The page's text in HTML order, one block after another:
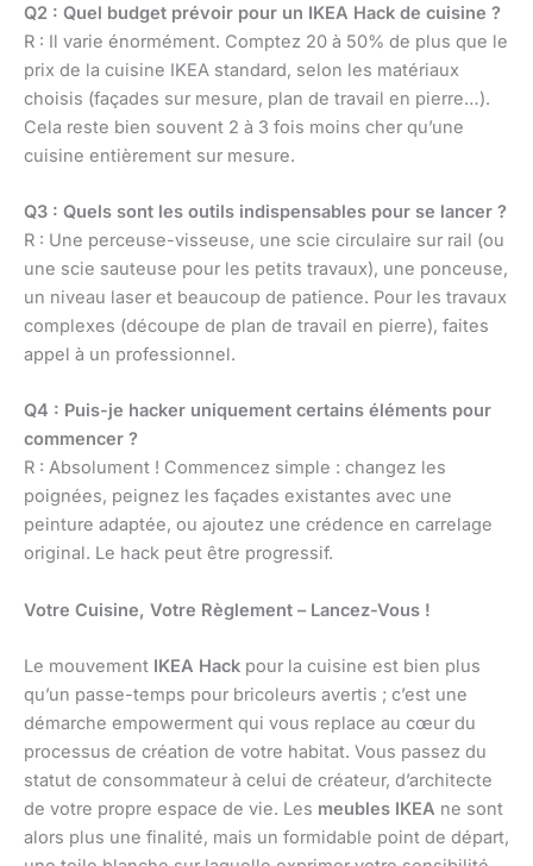
Q2 : Quel budget prévoir pour un IKEA Hack de cuisine ?
R : Il varie énormément. Comptez 20 à 50% de plus que le
prix de la cuisine IKEA standard, selon les matériaux
choisis (façades sur mesure, plan de travail en pierre…).
Cela reste bien souvent 2 à 3 fois moins cher qu’une
cuisine entièrement sur mesure.
Q3 : Quels sont les outils indispensables pour se lancer ?
R : Une perceuse-visseuse, une scie circulaire sur rail (ou
une scie sauteuse pour les petits travaux), une ponceuse,
un niveau laser et beaucoup de patience. Pour les travaux
complexes (découpe de plan de travail en pierre), faites
appel à un professionnel.
Q4 : Puis-je hacker uniquement certains éléments pour
commencer ?
R : Absolument ! Commencez simple : changez les
poignées, peignez les façades existantes avec une
peinture adaptée, ou ajoutez une crédence en carrelage
original. Le hack peut être progressif.
Votre Cuisine, Votre Règlement – Lancez-Vous !
Le mouvement IKEA Hack pour la cuisine est bien plus
qu’un passe-temps pour bricoleurs avertis ; c’est une
démarche empowerment qui vous replace au cœur du
processus de création de votre habitat. Vous passez du
statut de consommateur à celui de créateur, d’architecte
de votre propre espace de vie. Les meubles IKEA ne sont
alors plus une finalité, mais un formidable point de départ,